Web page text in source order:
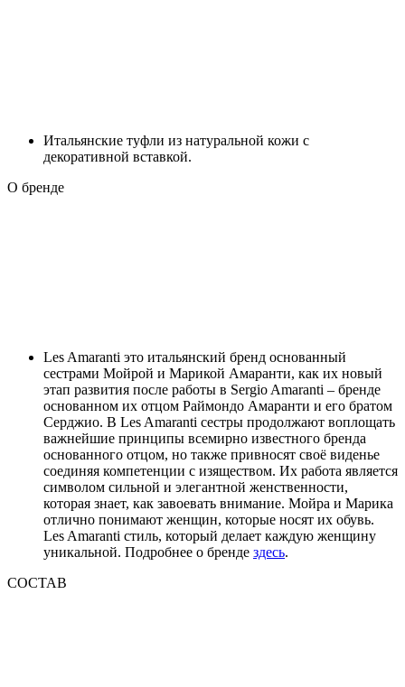
Итальянские туфли из натуральной кожи с
декоративной вставкой.
О бренде
Les Amaranti это итальянский бренд основанный
сестрами Мойрой и Марикой Амаранти, как их новый
этап развития после работы в Sergio Amaranti – бренде
основанном их отцом Раймондо Амаранти и его братом
Серджио. В Les Amaranti сестры продолжают воплощать
важнейшие принципы всемирно известного бренда
основанного отцом, но также привносят своё виденье
соединяя компетенции с изяществом. Их работа является
символом сильной и элегантной женственности,
которая знает, как завоевать внимание. Мойра и Марика
отлично понимают женщин, которые носят их обувь.
Les Amaranti стиль, который делает каждую женщину
уникальной. Подробнее о бренде здесь.
СОСТАВ